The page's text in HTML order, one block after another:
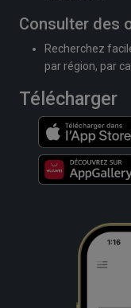
Consulter des
Recherchez
par région, par
Télécharger